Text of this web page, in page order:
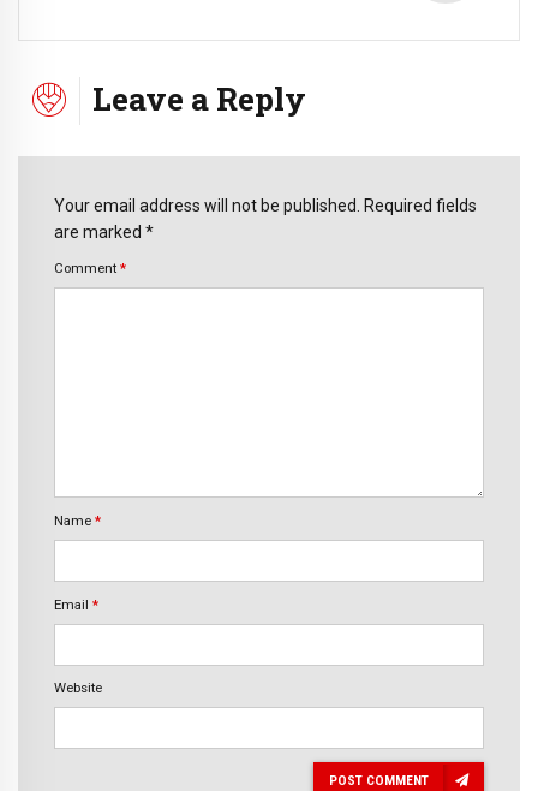
Leave a Reply
Your email address will not be published. Required fields
are marked *
Comment *
Name *
Email *
Website
POST COMMENT